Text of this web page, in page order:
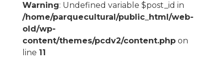
Warning: Undefined variable $post_id in
/home/parquecultural/public_html/web-
old/wp-
content/themes/pcdv2/content.phpon
line 11